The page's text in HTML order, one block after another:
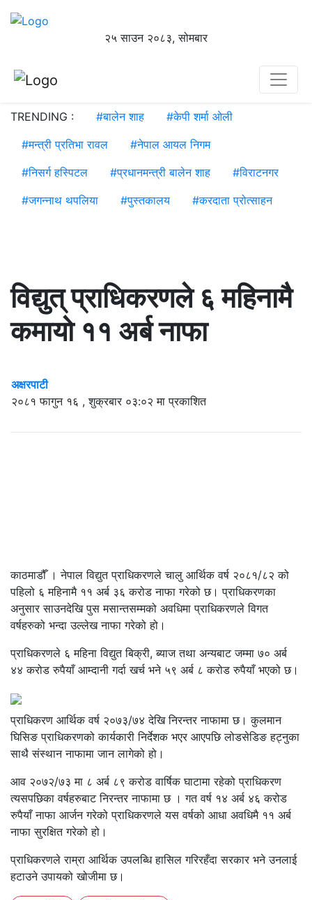
२५ साउन २०८३, सोमबार
TRENDING : #बालेन शाह #केपी शर्मा ओली
#मन्त्री प्रतिभा रावल #नेपाल आयल निगम
#निसर्ग हस्पिटल #प्रधानमन्त्री बालेन शाह #विराटनगर
#जगन्नाथ थपलिया #पुस्तकालय #करदाता प्रोत्साहन
विद्युत् प्राधिकरणले ६ महिनामै
कमायो ११ अर्ब नाफा
अक्षरपाटी
२०८१ फागुन १६ , शुक्रबार ०३:०२ मा प्रकाशित
काठमाडौँ । नेपाल विद्युत प्राधिकरणले चालु आर्थिक वर्ष २०८१/८२ को
पहिलो ६ महिनामै ११ अर्ब ३६ करोड नाफा गरेको छ। प्राधिकरणका
अनुसार साउनदेखि पुस मसान्तसम्मको अवधिमा प्राधिकरणले विगत
वर्षहरुको भन्दा उल्लेख नाफा गरेको हो।
प्राधिकरणले ६ महिना विद्युत बिक्री, ब्याज तथा अन्यबाट जम्मा ७० अर्ब
४४ करोड रुपैयाँ आम्दानी गर्दा खर्च भने ५९ अर्ब ८ करोड रुपैयाँ भएको छ।
प्राधिकरण आर्थिक वर्ष २०७३/७४ देखि निरन्तर नाफामा छ। कुलमान
घिसिङ प्राधिकरणको कार्यकारी निर्देशक भएर आएपछि लोडसेडिङ हट्नुका
साथै संस्थान नाफामा जान लागेको हो।
आव २०७२/७३ मा ८ अर्ब ८९ करोड वार्षिक घाटामा रहेको प्राधिकरण
त्यसपछिका वर्षहरुबाट निरन्तर नाफामा छ । गत वर्ष १४ अर्ब ४६ करोड
रुपैयाँ नाफा आर्जन गरेको प्राधिकरणले यस वर्षको आधा अवधिमै ११ अर्ब
नाफा सुरक्षित गरेको हो।
प्राधिकरणले राम्रा आर्थिक उपलब्धि हासिल गरिरहँदा सरकार भने उनलाई
हटाउने उपायको खोजीमा छ।